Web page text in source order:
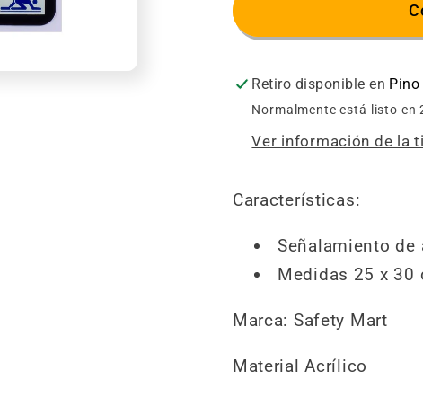
y
(25
x
30)
Incendio
y
(25
x
30)
Retiro disponible en
Normalmente está listo en
Ver información de la
Características:
Señalamiento
Medidas 25 x 30
Marca: Safety Mart
Material Acrílico